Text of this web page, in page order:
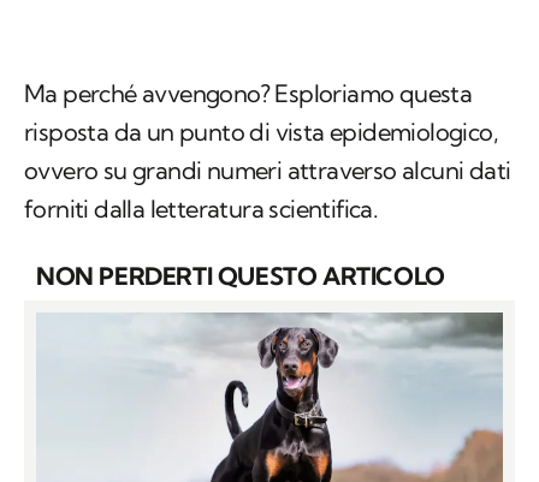
Ma perché avvengono? Esploriamo questa
risposta da un punto di vista epidemiologico,
ovvero su grandi numeri attraverso alcuni dati
forniti dalla letteratura scientifica.
NON PERDERTI QUESTO ARTICOLO